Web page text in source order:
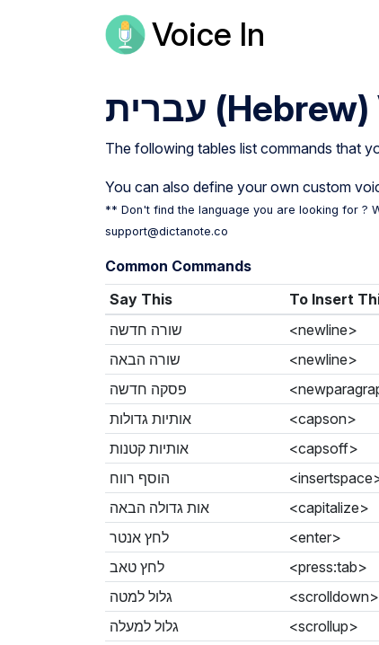
Voice In
עברית (Hebrew)
The following tables list commands that
You can also define your own custom
** Don't find the language you are looking for ?
support@dictanote.co
Common Commands
Say This
To Insert
שורה חדשה
<newline>
שורה הבאה
<newline>
פסקה חדשה
אותיות גדולות
<capson>
אותיות קטנות
<capsoff>
הוסף רווח
אות גדולה הבאה
<capitalize>
לחץ אנטר
<enter>
לחץ טאב
<press:tab>
גלול למטה
<scrolldown>
גלול למעלה
<scrollup>